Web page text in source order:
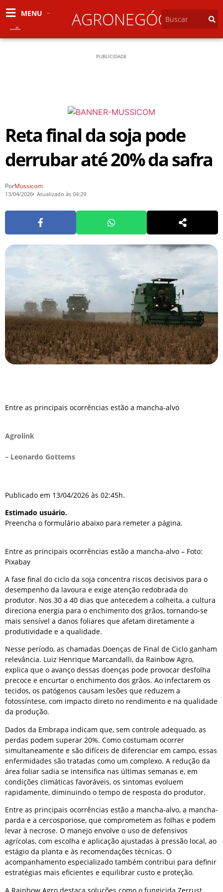
MENU AGRONEGÓCIO
PUBLICIDADE
Reta final da soja pode
derrubar até 20% da safra
PorMussicom
13/04/2026 Atualizado às 04:29
Entre as principais ocorrências estão a mancha-alvo
Agrolink
– Leonardo Gottems
Publicado em 13/04/2026 às 02:45h.
Estimado usuário.
Preencha o formulário abaixo para remeter a página.
Entre as principais ocorrências estão a mancha-alvo – Foto:
Pixabay
A fase final do ciclo da soja concentra riscos decisivos para o
desempenho da lavoura e exige atenção redobrada do
produtor. Nos 30 a 40 dias que antecedem a colheita, a cultura
direciona energia para o enchimento dos grãos, tornando-se
mais sensível a danos foliares que afetam diretamente a
produtividade e a qualidade.
Nesse período, as chamadas Doenças de Final de Ciclo ganham
relevância. Luiz Henrique Marcandalli, da Rainbow Agro,
explica que o avanço dessas doenças pode provocar desfolha
precoce e encurtar o enchimento dos grãos. Ao infectarem os
tecidos, os patógenos causam lesões que reduzem a
fotossíntese, com impacto direto no rendimento e na qualidade
da produção.
Dados da Embrapa indicam que, sem controle adequado, as
perdas podem superar 20%. Como costumam ocorrer
simultaneamente e são difíceis de diferenciar em campo, essas
enfermidades são tratadas como um complexo. A redução da
área foliar sadia se intensifica nas últimas semanas e, em
condições climáticas favoráveis, os sintomas evoluem
rapidamente, diminuindo o tempo de resposta do produtor.
Entre as principais ocorrências estão a mancha-alvo, a mancha-
parda e a cercosporiose, que comprometem as folhas e podem
levar à necrose. O manejo envolve o uso de defensivos
agrícolas, com escolha e aplicação ajustadas à pressão local, ao
estágio da planta e às recomendações técnicas. O
acompanhamento especializado também contribui para definir
estratégias mais eficientes e equilibrar custo e proteção.
A Rainbow Agro destaca soluções como o fungicida Zerrust